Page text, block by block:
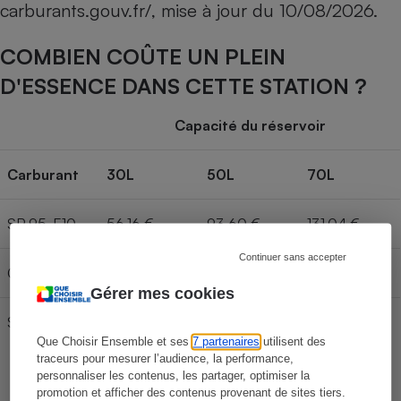
Gérer mes cookies
Que Choisir Ensemble et ses7 partenaires utilisent des
traceurs pour mesurer l’audience, la performance,
personnaliser les contenus, les partager, optimiser la
promotion et afficher des contenus provenant de sites tiers.
Continuer sans accepter
carburants.gouv.fr/, mise à jour du 10/08/2026.
COMBIEN COÛTE UN PLEIN
D'ESSENCE DANS CETTE STATION ?
Capacité du réservoir
Carburant 30L 50L 70L
SP 95-E10 56,16 € 93,60 € 131,04 €
Gazole
SP 98